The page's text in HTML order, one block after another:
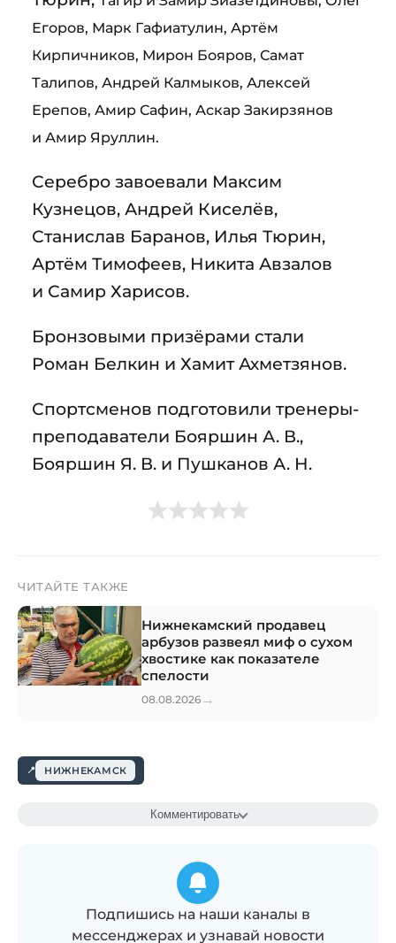
Егоров, Марк Гафиатулин, Артём
Кирпичников, Мирон Бояров, Самат
Талипов, Андрей Калмыков, Алексей
Ерепов, Амир Сафин, Аскар Закирзянов
и Амир Яруллин.
Серебро завоевали Максим
Кузнецов, Андрей Киселёв,
Станислав Баранов, Илья Тюрин,
Артём Тимофеев, Никита Авзалов
и Самир Харисов.
Бронзовыми призёрами стали
Роман Белкин и Хамит Ахметзянов.
Спортсменов подготовили тренеры-
преподаватели Бояршин А. В.,
Бояршин Я. В. и Пушканов А. Н.
ЧИТАЙТЕ ТАКЖЕ
Нижнекамский продавец
арбузов развеял миф о сухом
хвостике как показателе
спелости
08.08.2026 →
НИЖНЕКАМСК
Комментировать
Подпишись на наши каналы в
мессенджерах и узнавай новости